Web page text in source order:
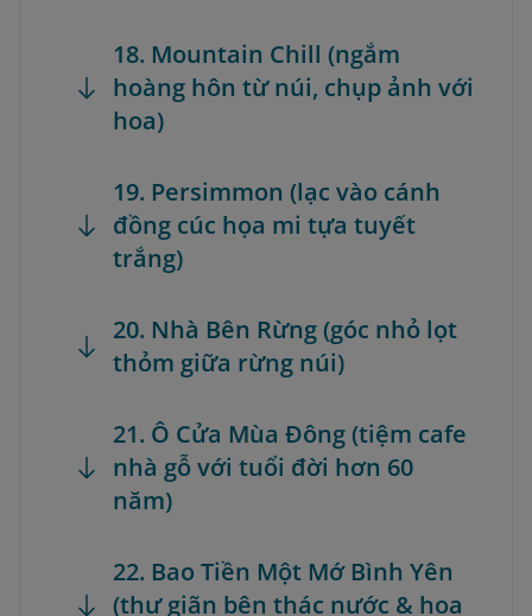
18. Mountain Chill (ngắm
hoàng hôn từ núi, chụp ảnh với
hoa)
19. Persimmon (lạc vào cánh
đồng cúc họa mi tựa tuyết
trắng)
20. Nhà Bên Rừng (góc nhỏ lọt
thỏm giữa rừng núi)
21. Ô Cửa Mùa Đông (tiệm cafe
nhà gỗ với tuổi đời hơn 60
năm)
22. Bao Tiền Một Mớ Bình Yên
(thư giãn bên thác nước & hoa